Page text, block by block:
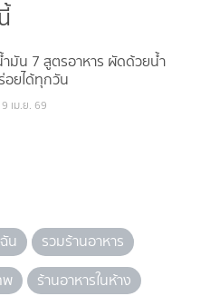
มัน 7 สูตรอาหาร ผัดด้วยน้ำ
อยได้ทุกวัน
9 เม.ย. 69
น
รวมร้านอาหาร
พ
ร้านอาหารในห้าง